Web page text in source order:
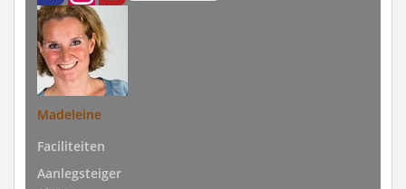
Madeleine
Faciliteiten
Aanlegsteiger